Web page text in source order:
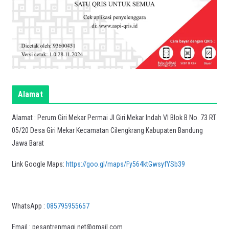
Alamat
Alamat : Perum Giri Mekar Permai Jl Giri Mekar Indah VI Blok B No. 73 RT
05/20 Desa Giri Mekar Kecamatan Cilengkrang Kabupaten Bandung
Jawa Barat
Link Google Maps: https://goo.gl/maps/Fy564ktGwsyfYSb39
WhatsApp : 085795955657
Email : pesantrenmaqi.net@gmail.com